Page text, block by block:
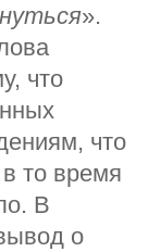
».
что
что
то время
В
о